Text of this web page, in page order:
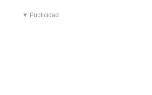
▼ Publicidad